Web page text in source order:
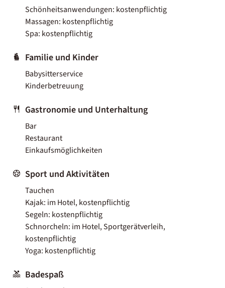
Schönheitsanwendungen: kostenpflichtig
Massagen: kostenpflichtig
Spa: kostenpflichtig
Familie und Kinder
Babysitterservice
Kinderbetreuung
Gastronomie und Unterhaltung
Bar
Restaurant
Einkaufsmöglichkeiten
Sport und Aktivitäten
Tauchen
Kajak: im Hotel, kostenpflichtig
Segeln: kostenpflichtig
Schnorcheln: im Hotel, Sportgerätverleih,
kostenpflichtig
Yoga: kostenpflichtig
Badespaß